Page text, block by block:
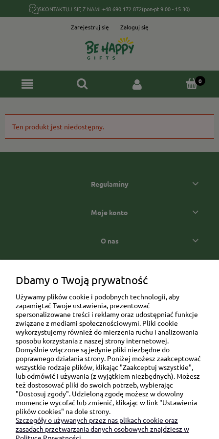
SKONTAKTUJ SIĘ Z NAMI:+48 690 172 872(pon-pt 9:00 - 15:30)
Zarejestruj się Zaloguj się
Ten produkt jest niedostępny.
Regulaminy
Moje konto
O nas
Ul. Brukowa 6/8 lok. 57/58
91-341 Łódź
NIP: 6751510615
SKONTAKTUJ SIĘ Z NAMI:
sklep@be-happygifts.com
+48 690 172 872
Dbamy o Twoją prywatność
Używamy plików cookie i podobnych technologii, aby
zapamiętać Twoje ustawienia, prezentować
spersonalizowane treści i reklamy oraz udostępniać funkcje
związane z mediami społecznościowymi. Pliki cookie
wykorzystujemy również do mierzenia ruchu i analizowania
sposobu korzystania z naszej strony internetowej.
Domyślnie włączone są jedynie pliki niezbędne do
poprawnego działania strony. Poniżej możesz zaakceptować
wszystkie rodzaje plików, klikając "Zaakceptuj wszystkie",
lub odmówić i używania (z wyjątkiem niezbędnych). Możesz
też dostosować pliki do swoich potrzeb, wybierając
"Dostosuj zgody". Udzieloną zgodę możesz w dowolny
momencie wycofać lub zmienić, klikając w link "Ustawienia
plików cookies" na dole strony.
Szczegóły o używanych przez nas plikach cookie oraz
zasadach przetwarzania danych osobowych znajdziesz w